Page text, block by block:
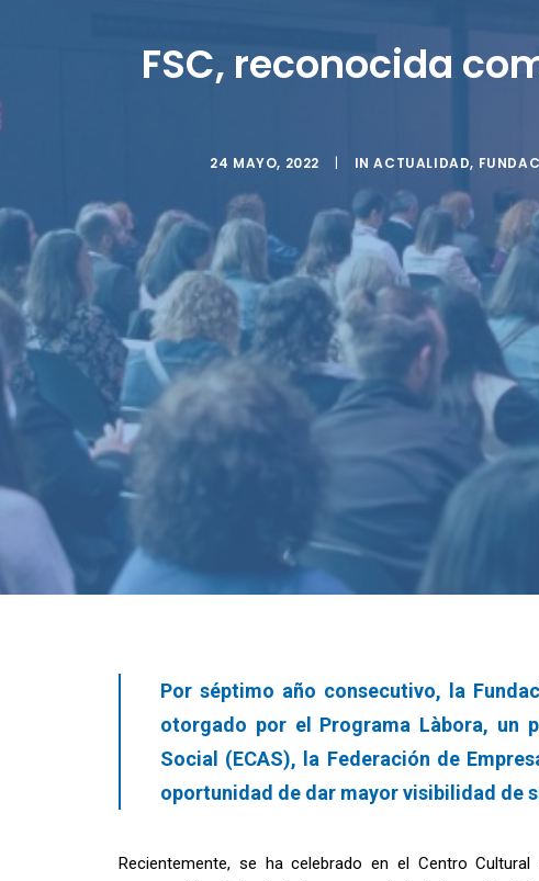
FSC, reconocida
24 MAYO, 2022 | INACTUALIDAD,
Por séptimo año consecutivo, la
otorgado por el Programa Làbora, un
Social (ECAS), la Federación de
oportunidad de dar mayor visibilidad de
Recientemente, se ha celebrado en el Centro